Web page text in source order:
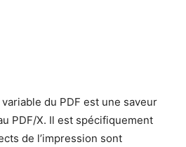
du PDF est une saveur
PDF/X. Il est spécifiquement
de l’impression sont